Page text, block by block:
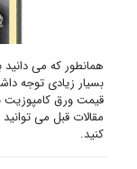
همانطور که می دانید
بسیار زیادی توجه
قیمت ورق کامپوزیت
مقالات قبل می
کنید.